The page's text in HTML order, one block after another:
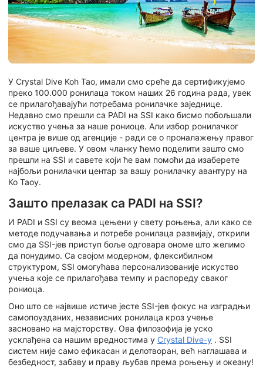
У Crystal Dive Koh Tao, имали смо среће да сертификујемо
преко 100.000 ронилаца током наших 26 година рада, увек
се прилагођавајући потребама ронилачке заједнице.
Недавно смо прешли са PADI на SSI како бисмо побољшали
искуство учења за наше рониоце. Али избор ронилачког
центра је више од агенције - ради се о проналажењу правог
за ваше циљеве. У овом чланку ћемо поделити зашто смо
прешли на SSI и савете који ће вам помоћи да изаберете
најбољи ронилачки центар за вашу ронилачку авантуру на
Ко Таоу.
Зашто прелазак са PADI на SSI?
И PADI и SSI су веома цењени у свету роњења, али како се
методе подучавања и потребе ронилаца развијају, открили
смо да SSI-јев приступ боље одговара ономе што желимо
да понудимо. Са својом модерном, флексибилном
структуром, SSI омогућава персонализованије искуство
учења које се прилагођава темпу и распореду сваког
рониоца.
Оно што се највише истиче јесте SSI-јев фокус на изградњи
самопоузданих, независних ронилаца кроз учење
засновано на мајсторству. Ова филозофија је уско
усклађена са нашим вредностима у Crystal Dive-у . SSI
систем није само ефикасан и делотворан, већ наглашава и
безбедност, забаву и праву љубав према роњењу и океану!